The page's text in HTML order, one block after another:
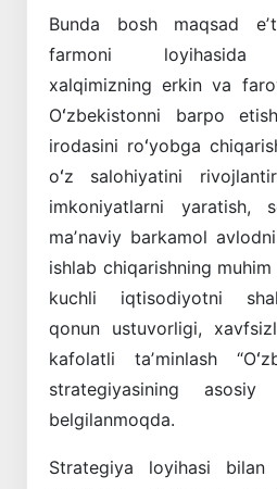
Bunda bosh maqsad
farmoni loyihasida
xalqimizning erkin va
Oʻzbekistonni barpo
irodasini roʻyobga
oʻz salohiyatini
imkoniyatlarni yaratish,
maʼnaviy barkamol
ishlab chiqarishning muhim
kuchli iqtisodiyotni
qonun ustuvorligi,
kafolatli taʼminlash
strategiyasining
belgilanmoqda.
Strategiya loyihasi bilan